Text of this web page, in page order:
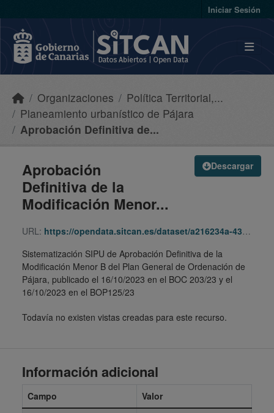
Iniciar Sesión
Organizaciones
Política Territorial,...
Planeamiento urbanístico de Pájara
Aprobación Definitiva de...
Descargar
Aprobación
Definitiva de la
Modificación Menor...
URL: https://opendata.sitcan.es/dataset/a216234a-4399-4113-8d39-f3be77e31218/resource/34fb0a05-86eb-452c-ad85-fb8ceef64947/download/230921-mm-paj-b_231024_231024_sipu.zip
Sistematización SIPU de Aprobación Definitiva de la
Modificación Menor B del Plan General de Ordenación de
Pájara, publicado el 16/10/2023 en el BOC 203/23 y el
16/10/2023 en el BOP125/23
Todavía no existen vistas creadas para este recurso.
Información adicional
Campo
Valor